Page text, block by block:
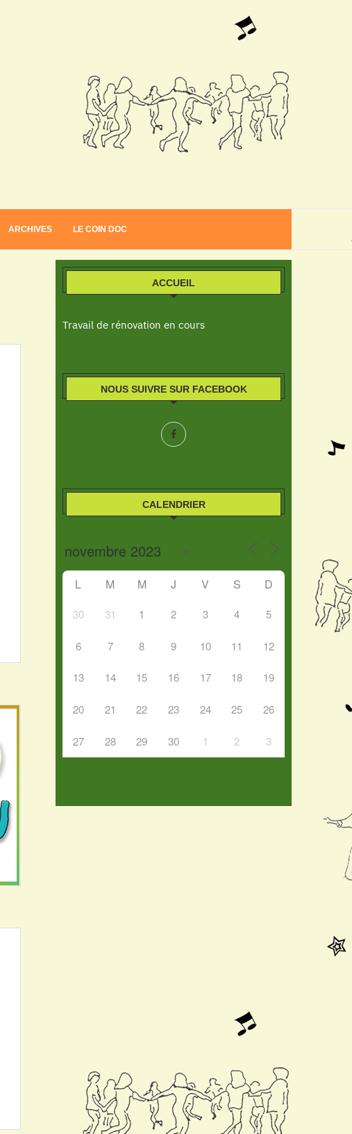
ARCHIVES LE COIN DOC
ACCUEIL
Travail de rénovation en cours
NOUS SUIVRE SUR FACEBOOK
CALENDRIER
L M M J V S D
30 31 1 2 3 4 5
6 7 8 9 10 11 12
13 14 15 16 17 18 19
20 21 22 23 24 25 26
27 28 29 30 1 2 3